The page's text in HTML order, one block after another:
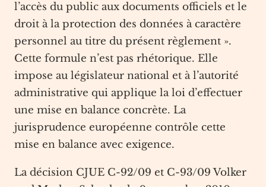
l’accès du public aux documents officiels et le
droit à la protection des données à caractère
personnel au titre du présent règlement ».
Cette formule n’est pas rhétorique. Elle
impose au législateur national et à l’autorité
administrative qui applique la loi d’effectuer
une mise en balance concrète. La
jurisprudence européenne contrôle cette
mise en balance avec exigence.
La décision CJUE C-92/09 et C-93/09 Volker